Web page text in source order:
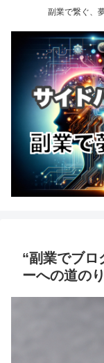
副業で繋ぐ、
“副業でブロ
ーへの道の